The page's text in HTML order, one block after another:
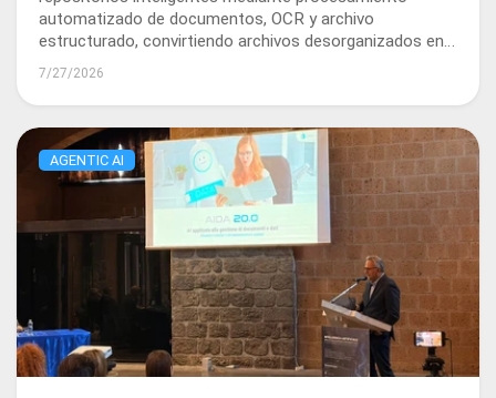
automatizado de documentos, OCR y archivo
estructurado, convirtiendo archivos desorganizados en
activos empresariales localizables y utilizables.
7/27/2026
AGENTIC AI